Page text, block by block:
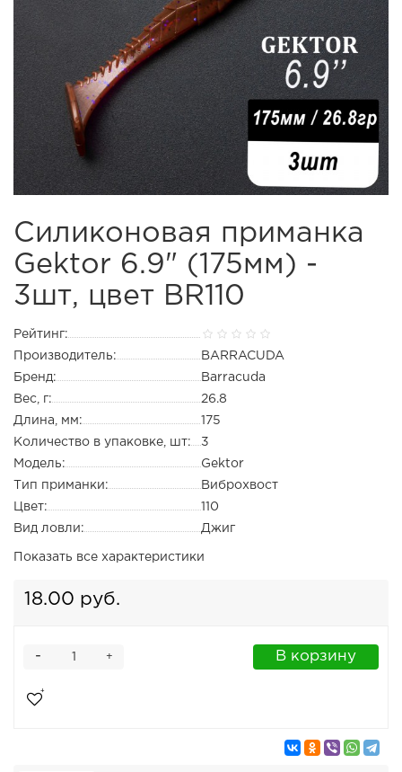
Силиконовая приманка
Gektor 6.9" (175мм) -
3шт, цвет BR110
Рейтинг:
Производитель:
BARRACUDA
Бренд:
Barracuda
Вес, г:
26.8
Длина, мм:
175
Количество в упаковке, шт:
3
Модель:
Gektor
Тип приманки:
Виброхвост
Цвет:
110
Вид ловли:
Джиг
Показать все характеристики
18.00 руб.
+
- В корзину